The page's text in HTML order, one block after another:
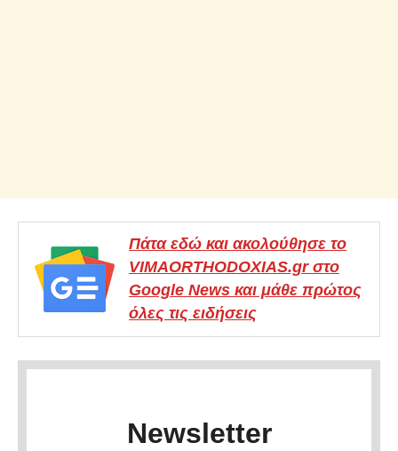
Πάτα εδώ και ακολούθησε το
VIMAORTHODOXIAS.gr στο
Google News και μάθε πρώτος
όλες τις ειδήσεις
Newsletter